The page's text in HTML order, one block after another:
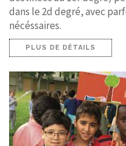
dans le 2d degré, avec
nécéssaires.
PLUS DE DÉTAILS